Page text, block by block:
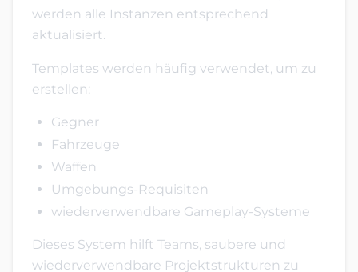
werden alle Instanzen entsprechend
aktualisiert.
Templates werden häufig verwendet, um zu
erstellen:
Gegner
Fahrzeuge
Waffen
Umgebungs-Requisiten
wiederverwendbare Gameplay-Systeme
Dieses System hilft Teams, saubere und
wiederverwendbare Projektstrukturen zu